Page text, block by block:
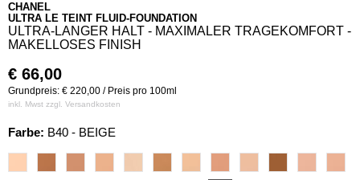
CHANEL
ULTRA LE TEINT FLUID-FOUNDATION
ULTRA-LANGER HALT - MAXIMALER TRAGEKOMFORT -
MAKELLOSES FINISH
€ 66,00
Grundpreis: € 220,00 / Preis pro 100ml
inkl. Mwst zzgl. Versandkosten
Farbe: B40 - BEIGE